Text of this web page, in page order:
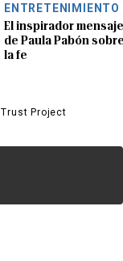
ENTRETENIMIENTO
El inspirador mensaje
de Paula Pabón
la fe